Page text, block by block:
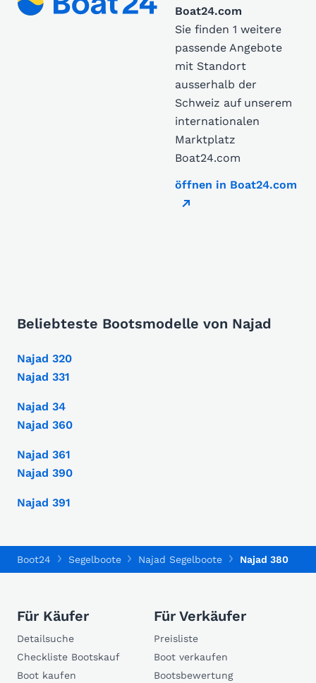
Boat24.com
Sie finden 1 weitere
passende Angebote
mit Standort
ausserhalb der
Schweiz auf unserem
internationalen
Marktplatz
Boat24.com
öffnen in Boat24.com
Beliebteste Bootsmodelle von Najad
Najad 320
Najad 331
Najad 34
Najad 360
Najad 361
Najad 390
Najad 391
Boot24 Segelboote Najad Segelboote Najad 380
Für Käufer
Detailsuche
Checkliste Bootskauf
Boot kaufen
Für Verkäufer
Preisliste
Boot verkaufen
Bootsbewertung